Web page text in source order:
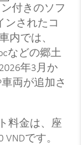
付きのソフ
ンされたコ
内では、
などの郷土
年3月か
両が追加さ
料金は、座
です。